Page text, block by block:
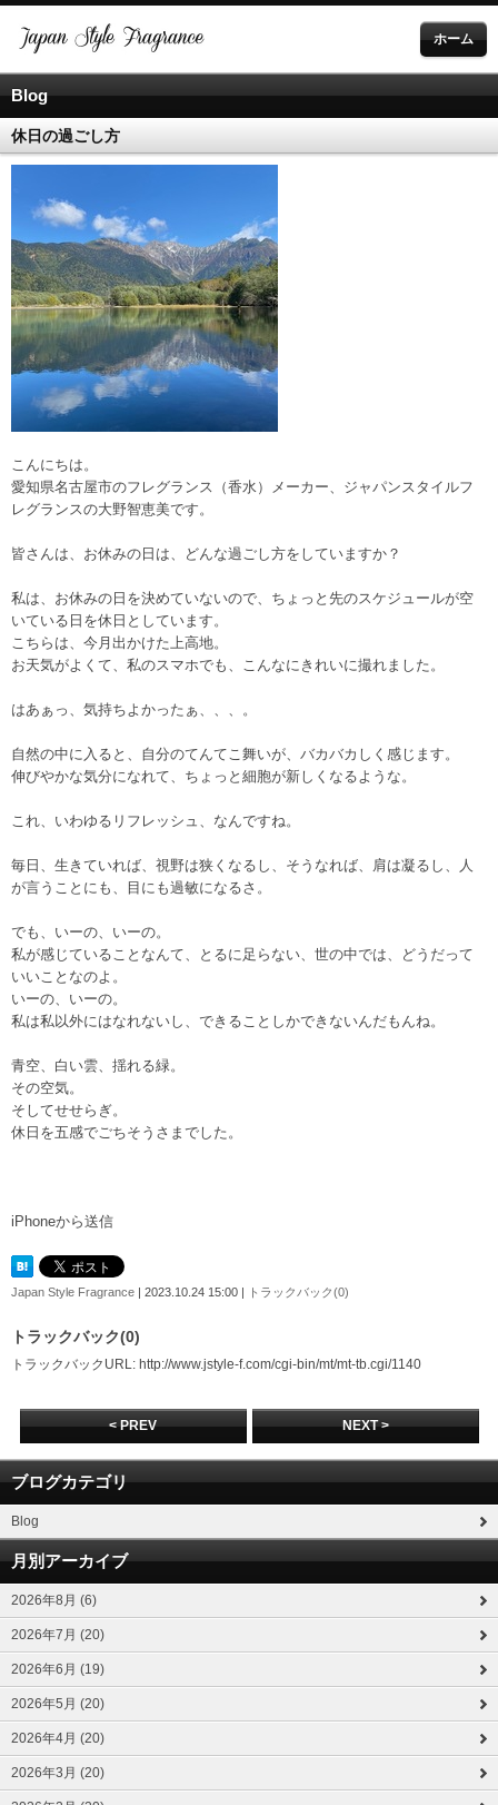
ホーム
Blog
休日の過ごし方
こんにちは。
愛知県名古屋市のフレグランス（香水）メーカー、ジャパンスタイルフ
レグランスの大野智恵美です。
皆さんは、お休みの日は、どんな過ごし方をしていますか？
私は、お休みの日を決めていないので、ちょっと先のスケジュールが空
いている日を休日としています。
こちらは、今月出かけた上高地。
お天気がよくて、私のスマホでも、こんなにきれいに撮れました。
はあぁっ、気持ちよかったぁ、、、。
自然の中に入ると、自分のてんてこ舞いが、バカバカしく感じます。
伸びやかな気分になれて、ちょっと細胞が新しくなるような。
これ、いわゆるリフレッシュ、なんですね。
毎日、生きていれば、視野は狭くなるし、そうなれば、肩は凝るし、人
が言うことにも、目にも過敏になるさ。
でも、いーの、いーの。
私が感じていることなんて、とるに足らない、世の中では、どうだって
いいことなのよ。
いーの、いーの。
私は私以外にはなれないし、できることしかできないんだもんね。
青空、白い雲、揺れる緑。
その空気。
そしてせせらぎ。
休日を五感でごちそうさまでした。
iPhoneから送信
Japan Style Fragrance | 2023.10.24 15:00 | トラックバック(0)
トラックバック(0)
トラックバックURL: http://www.jstyle-f.com/cgi-bin/mt/mt-tb.cgi/1140
< PREV NEXT >
ブログカテゴリ
Blog
月別アーカイブ
2026年8月 (6)
2026年7月 (20)
2026年6月 (19)
2026年5月 (20)
2026年4月 (20)
2026年3月 (20)